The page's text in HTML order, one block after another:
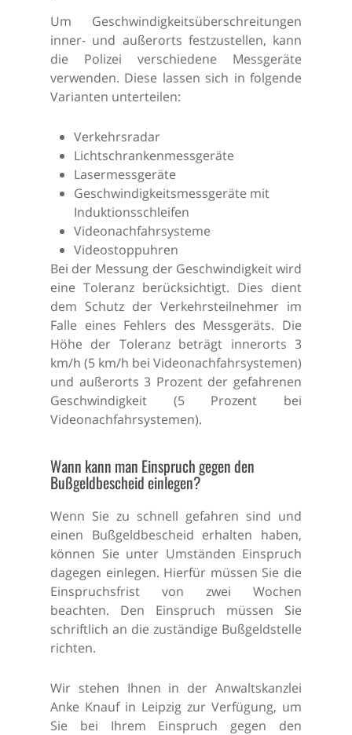
Um Geschwindigkeitsüberschreitungen
inner- und außerorts festzustellen, kann
die Polizei verschiedene Messgeräte
verwenden. Diese lassen sich in folgende
Varianten unterteilen:
Verkehrsradar
Lichtschrankenmessgeräte
Lasermessgeräte
Geschwindigkeitsmessgeräte mit
Induktionsschleifen
Videonachfahrsysteme
Videostoppuhren
Bei der Messung der Geschwindigkeit wird
eine Toleranz berücksichtigt. Dies dient
dem Schutz der Verkehrsteilnehmer im
Falle eines Fehlers des Messgeräts. Die
Höhe der Toleranz beträgt innerorts 3
km/h (5 km/h bei Videonachfahrsystemen)
und außerorts 3 Prozent der gefahrenen
Geschwindigkeit (5 Prozent bei
Videonachfahrsystemen).
Wann kann man Einspruch gegen den
Bußgeldbescheid einlegen?
Wenn Sie zu schnell gefahren sind und
einen Bußgeldbescheid erhalten haben,
können Sie unter Umständen Einspruch
dagegen einlegen. Hierfür müssen Sie die
Einspruchsfrist von zwei Wochen
beachten. Den Einspruch müssen Sie
schriftlich an die zuständige Bußgeldstelle
richten.
Wir stehen Ihnen in der Anwaltskanzlei
Anke Knauf in Leipzig zur Verfügung, um
Sie bei Ihrem Einspruch gegen den